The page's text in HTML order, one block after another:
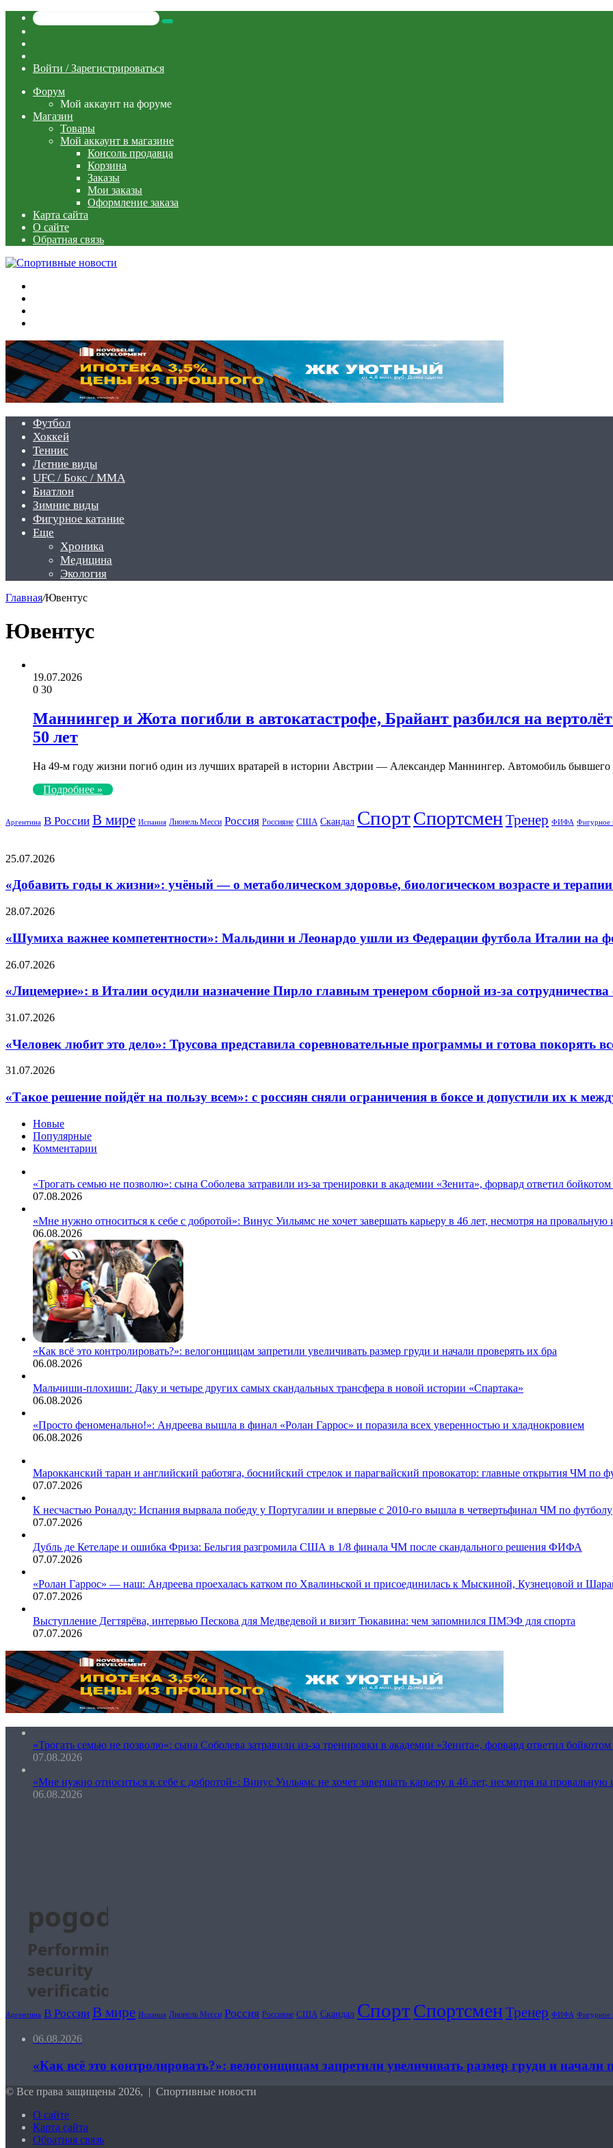
Искать
статья
Войти / Зарегистрироваться
Форум
Мой аккаунт на форуме
Магазин
Товары
Мой аккаунт в магазине
Консоль продавца
Корзина
Заказы
Мои заказы
Оформление заказа
Карта сайта
О сайте
Обратная связь
Футбол
Хоккей
Теннис
Летние виды
UFC / Бокс / MMA
Биатлон
Зимние виды
Фигурное катание
Еще
Хроника
Медицина
Экология
Главная/Ювентус
Ювентус
19.07.2026
0 30
Маннингер и Жота погибли в автокатастрофе, Брайант разбился на
50 лет
На 49-м году жизни погиб один из лучших вратарей в истории Австрии — Александер Маннингер. Автомобиль
Подробнее »
Аргентина В России В мире Испания Лионель Месси Россия Россияне США Скандал СпортСпортсменТренер ФИФА Фигурное
«Добавить
к
жизни»:
учёный
метаболическом
биологическом
и
против
25.07.2026
«Добавить годы к жизни»: учёный — о метаболическом здоровье, биологическом возрасте и
«Шумиха
компетентности»:
Мальдини
и
Леонардо
ушли
из
футбола
на
скандала
Пирло
28.07.2026
«Шумиха важнее компетентности»: Мальдини и Леонардо ушли из Федерации футбола Италии на
«Лицемерие»:
Италии
осудили
назначение
главным
тренером
из-
сотрудничества
российским
букмекером
26.07.2026
«Лицемерие»: в Италии осудили назначение Пирло главным тренером сборной из-за
«Человек
это
дело»:
Трусова
соревновательные
программы
готова
покорять
всех
новом
сезоне
31.07.2026
«Человек любит это дело»: Трусова представила соревновательные программы и готова покорять
«Такое
пойдёт
на
пользу
всем»:
россиян
сняли
ограничения
боксе
допустили
международным
соревнованиям
31.07.2026
«Такое решение пойдёт на пользу всем»: с россиян сняли ограничения в боксе и допустили их к
Новые
Популярные
Комментарии
«Трогать семью не позволю»: сына Соболева затравили из-за тренировки в академии «Зенита», форвард ответил
07.08.2026
«Мне нужно относиться к себе с добротой»: Винус Уильямс не хочет завершать карьеру в 46 лет, несмотря на провальную
06.08.2026
«Как всё это контролировать?»: велогонщицам запретили увеличивать размер груди и начали проверять их бра
06.08.2026
Мальчиши-плохиши: Даку и четыре других самых скандальных трансфера в новой истории «Спартака»
06.08.2026
«Просто феноменально!»: Андреева вышла в финал «Ролан Гаррос» и поразила всех уверенностью и хладнокровием
06.08.2026
Марокканский таран и английский работяга, боснийский стрелок и парагвайский провокатор: главные открытия ЧМ по
07.07.2026
К несчастью Роналду: Испания вырвала победу у Португалии и впервые с 2010-го вышла в четвертьфинал ЧМ по футболу
07.07.2026
Дубль де Кетеларе и ошибка Фриза: Бельгия разгромила США в 1/8 финала ЧМ после скандального решения ФИФА
07.07.2026
«Ролан Гаррос» — наш: Андреева проехалась катком по Хвалиньской и присоединилась к Мыскиной, Кузнецовой и
07.07.2026
Выступление Дегтярёва, интервью Пескова для Медведевой и визит Тюкавина: чем запомнился ПМЭФ для спорта
07.07.2026
«Трогать семью не позволю»: сына Соболева затравили из-за тренировки в академии «Зенита», форвард ответил
07.08.2026
«Мне нужно относиться к себе с добротой»: Винус Уильямс не хочет завершать карьеру в 46 лет, несмотря на провальную
06.08.2026
Аргентина В России В мире Испания Лионель Месси Россия Россияне США Скандал СпортСпортсменТренер ФИФА Фигурное
06.08.2026
«Как всё это контролировать?»: велогонщицам запретили увеличивать размер груди и начали
© Все права защищены 2026, | Спортивные новости
О сайте
Карта сайта
Обратная связь